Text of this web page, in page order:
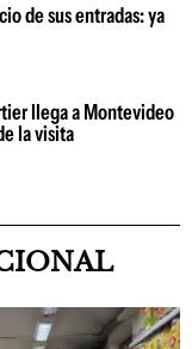
de sus entradas: ya
llega a Montevideo
la visita